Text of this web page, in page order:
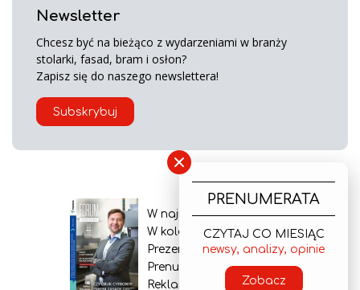
Newsletter
Chcesz być na bieżąco z wydarzeniami w branży
stolarki, fasad, bram i osłon?
Zapisz się do naszego newslettera!
Subskrybuj
W najnowszym wydaniu
W kolejnym numerze
Prezentacja gazety
Prenumerata
Reklama
×
PRENUMERATA
CZYTAJ CO MIESIĄC
newsy, analizy, opinie
Zobacz